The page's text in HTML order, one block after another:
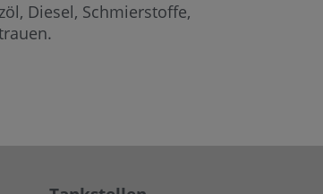
Diesel, Schmierstoffe,